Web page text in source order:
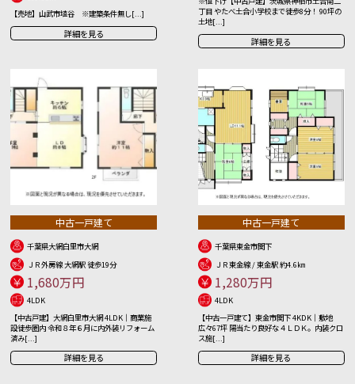
【売地】山武市埴谷 ※建築条件無し[...]
詳細を見る
丁目 やたべ土合小学校まで徒歩8分！ 90坪の
土地[...]
詳細を見る
中古一戸建て
千葉県大網白里市大網
ＪＲ外房線 大網駅 徒歩19分
1,680万円
4LDK
【中古戸建】大網白里市大網 4LDK｜商業施
設徒歩圏内 令和８年６月に内外装リフォーム
済み[...]
詳細を見る
中古一戸建て
千葉県東金市関下
ＪＲ東金線 / 東金駅 約4.6㎞
1,280万円
4LDK
【中古一戸建て】東金市関下 4KDK｜敷地
広々67坪 陽当たり良好な４ＬＤＫ。内装クロ
ス施[...]
詳細を見る